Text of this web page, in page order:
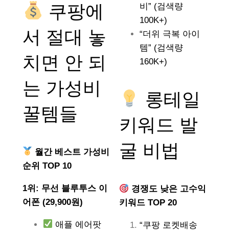
쿠팡에
서 절대 놓
치면 안 되
는 가성비
꿀템들
월간 베스트 가성비
순위 TOP 10
1위: 무선 블루투스 이
어폰 (29,900원)
애플 에어팟
비” (검색량
100K+)
“더위 극복 아이
템” (검색량
160K+)
롱테일
키워드 발
굴 비법
경쟁도 낮은 고수익
키워드 TOP 20
“쿠팡 로켓배송